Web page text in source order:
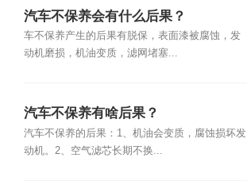
汽车不保养会有什么后果？
车不保养产生的后果有脱保，表面漆被腐蚀，发
动机磨损，机油变质，滤网堵塞...
汽车不保养有啥后果？
汽车不保养的后果：1、机油会变质，腐蚀损坏发
动机。2、空气滤芯长期不换...